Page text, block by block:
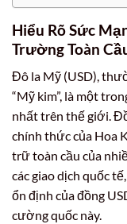
Hiểu Rõ Sức
Trường Toàn
Đô la Mỹ (USD),
“Mỹ kim”, là một
nhất trên thế giới.
chính thức của Hoa
trữ toàn cầu của
các giao dịch quốc
ổn định của đồng
cường quốc này.